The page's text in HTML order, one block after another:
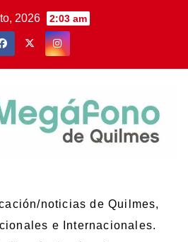
2026 2:03 am
noticias de Quilmes,
e Internacionales.